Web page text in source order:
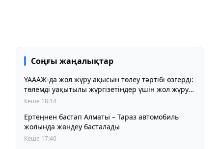
Соңғы жаңалықтар
ҮАААЖ-да жол жүру ақысын төлеу тәртібі өзгерді:
төлемді уақытылы жүргізетіндер үшін жол жүру
құны бұрынғы деңгейде сақталады
Кеше 18:14
Ертеңнен бастап Алматы – Тараз автомобиль
жолында жөндеу басталады
Кеше 17:40